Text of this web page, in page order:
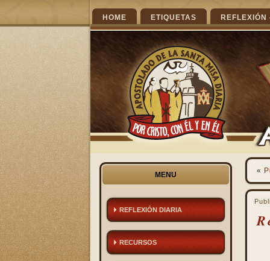
HOME ETIQUETAS
MENU
REFLEXIÓN DIARIA
RECURSOS
«